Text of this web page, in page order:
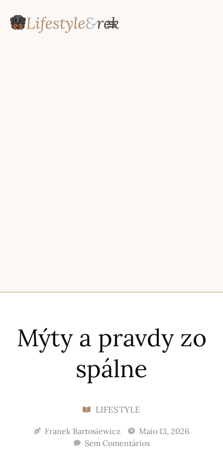
Mýty a pravdy zo
spálne
LIFESTYLE
Franek Bartosiewicz
Maio 13, 2026
Sem Comentários